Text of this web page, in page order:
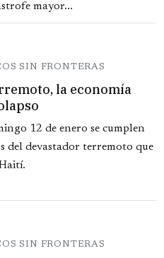
mayor...
SIN FRONTERAS
la economía
12 de enero se cumplen
del devastador terremoto que
SIN FRONTERAS